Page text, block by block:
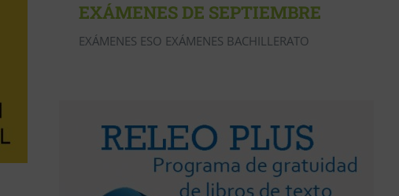
EXÁMENES DE SEPTIEMBRE
EXÁMENES ESO EXÁMENES BACHILLERATO